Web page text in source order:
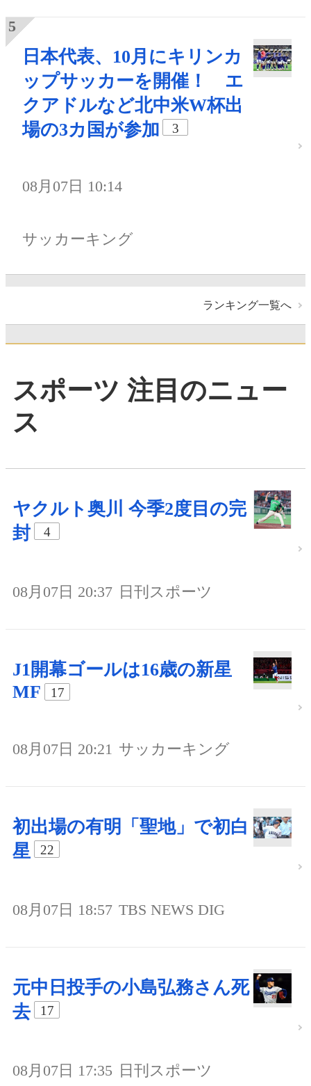
日本代表、10月にキリンカ
ップサッカーを開催！ エ
クアドルなど北中米W杯出
場の3カ国が参加
3
08月07日 10:14
サッカーキング
ランキング一覧へ
スポーツ 注目のニュー
ス
ヤクルト奥川 今季2度目の完
封
4
08月07日 20:37 日刊スポーツ
J1開幕ゴールは16歳の新星
MF
17
08月07日 20:21 サッカーキング
初出場の有明「聖地」で初白
星
22
08月07日 18:57 TBS NEWS DIG
元中日投手の小島弘務さん死
去
17
08月07日 17:35 日刊スポーツ